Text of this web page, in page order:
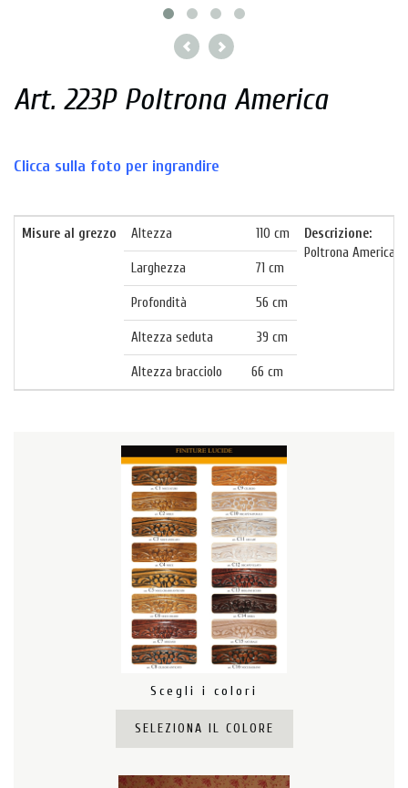
Art. 223P Poltrona America
Clicca sulla foto per ingrandire
Misure al grezzo Altezza 110 cm
Descrizione:
Poltrona America
Larghezza 71 cm
Profondità 56 cm
Altezza seduta 39 cm
Altezza bracciolo 66 cm
Scegli i colori
SELEZIONA IL COLORE